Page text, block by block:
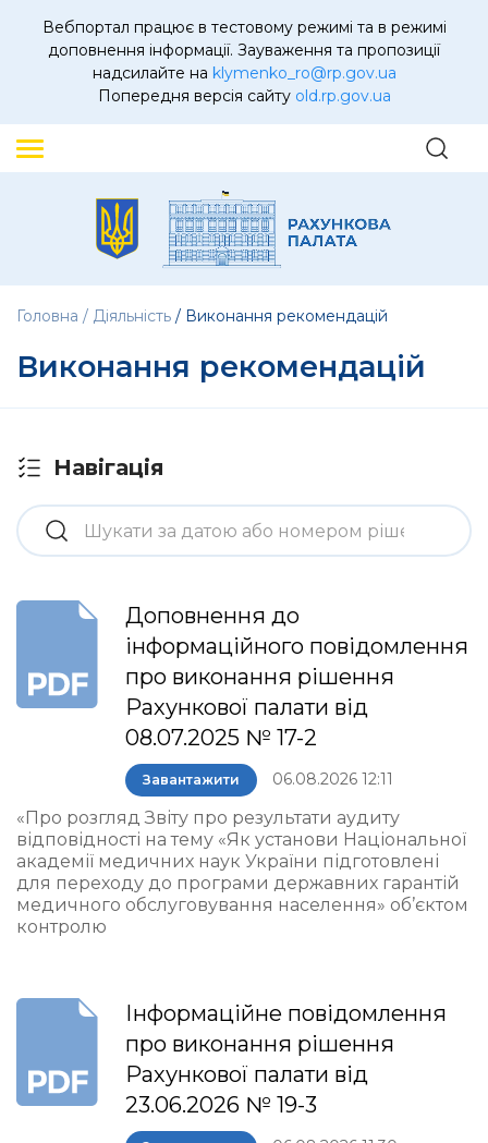
Вебпортал працює в тестовому режимі та в режимі
доповнення інформації. Зауваження та пропозиції
надсилайте на klymenko_ro@rp.gov.ua
Попередня версія сайту old.rp.gov.ua
Головна Діяльність Виконання рекомендацій
Виконання рекомендацій
Навігація
Доповнення до
інформаційного повідомлення
про виконання рішення
Рахункової палати від
08.07.2025 № 17-2
Завантажити 06.08.2026 12:11
«Про розгляд Звіту про результати аудиту
відповідності на тему «Як установи Національної
академії медичних наук України підготовлені
для переходу до програми державних гарантій
медичного обслуговування населення» об’єктом
контролю
Інформаційне повідомлення
про виконання рішення
Рахункової палати від
23.06.2026 № 19-3